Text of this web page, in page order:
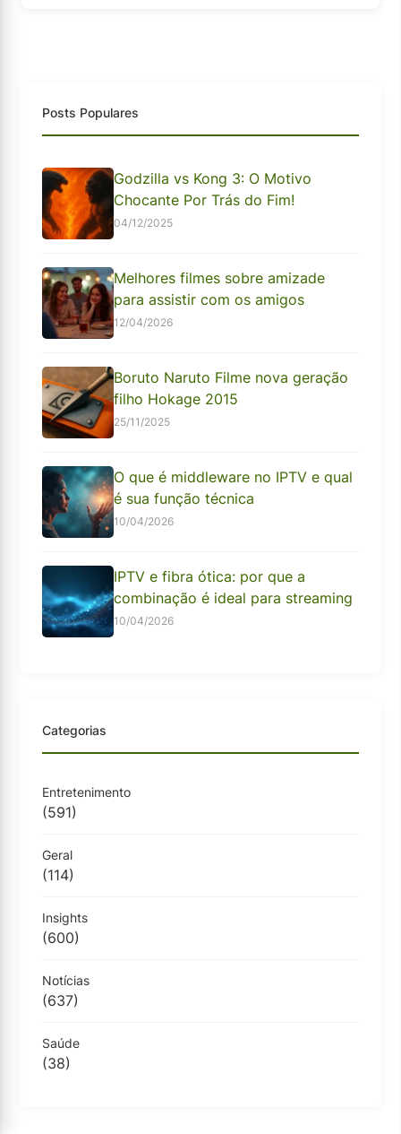
Posts Populares
Godzilla vs Kong 3: O Motivo
Chocante Por Trás do Fim!
04/12/2025
Melhores filmes sobre amizade
para assistir com os amigos
12/04/2026
Boruto Naruto Filme nova geração
filho Hokage 2015
25/11/2025
O que é middleware no IPTV e qual
é sua função técnica
10/04/2026
IPTV e fibra ótica: por que a
combinação é ideal para streaming
10/04/2026
Categorias
Entretenimento
(591)
Geral
(114)
Insights
(600)
Notícias
(637)
Saúde
(38)